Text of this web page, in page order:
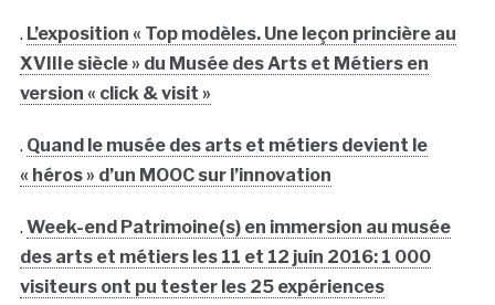
. L’exposition « Top modèles. Une leçon princière au
XVIIIe siècle » du Musée des Arts et Métiers en
version « click & visit »
. Quand le musée des arts et métiers devient le
« héros » d’un MOOC sur l’innovation
. Week-end Patrimoine(s) en immersion au musée
des arts et métiers les 11 et 12 juin 2016: 1 000
visiteurs ont pu tester les 25 expériences